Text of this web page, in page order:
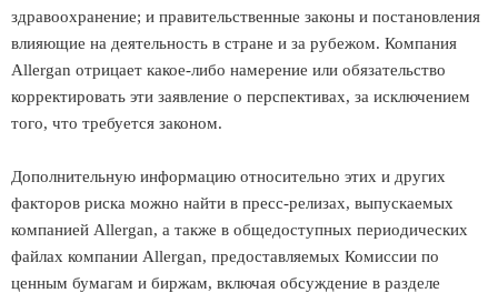
здравоохранение; и правительственные законы и постановления
влияющие на деятельность в стране и за рубежом. Компания
Allergan отрицает какое-либо намерение или обязательство
корректировать эти заявление о перспективах, за исключением
того, что требуется законом.
Дополнительную информацию относительно этих и других
факторов риска можно найти в пресс-релизах, выпускаемых
компанией Allergan, а также в общедоступных периодических
файлах компании Allergan, предоставляемых Комиссии по
ценным бумагам и биржам, включая обсуждение в разделе